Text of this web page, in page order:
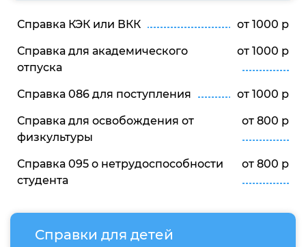
Справка КЭК или ВКК от 1000 р
Справка для академического
отпуска
от 1000 р
Справка 086 для поступления от 1000 р
Справка для освобождения от
физкультуры
от 800 р
Справка 095 о нетрудоспособности
студента
от 800 р
Справки для детей